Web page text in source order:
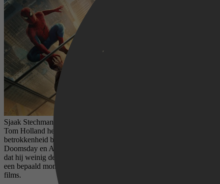
Sjaak Stechman,
Tom Holland heeft een voorzichtige hint gegeven over zijn
betrokkenheid bij de aankomende Marvel-films Avengers:
Doomsday en Avengers: Secret Wars. Hoewel de acteur benadrukt
dat hij weinig details kent, lijkt hij te bevestigen dat Spider-Man op
een bepaald moment zijn opwachting maakt in de nieuwe Avengers-
films.